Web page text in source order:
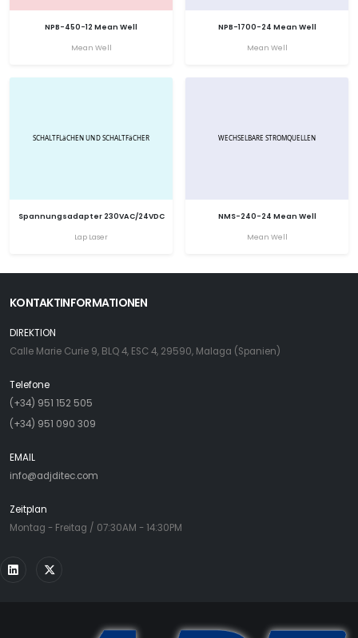
NPB-450-12 Mean Well
Mean Well
NPB-1700-24 Mean Well
Mean Well
Spannungsadapter 230VAC/24VDC
Lap Laser
NMS-240-24 Mean Well
Mean Well
KONTAKTINFORMATIONEN
DIREKTION
Calle Marie Curie 9, BLQ 4, ESC 4, 29590, Malaga (Spanien)
Telefone
(+34) 951 152 505
(+34) 951 090 309
EMAIL
info@adjditec.com
Zeitplan
Montag - Freitag / 07:30AM - 14:30PM